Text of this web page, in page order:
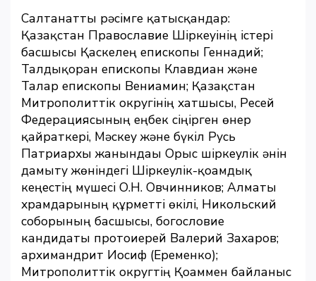
Салтанатты рәсімге қатысқандар:
Қазақстан Православие Шіркеуінің істері
басшысы Қаскелең епископы Геннадий;
Талдықорған епископы Клавдиан және
Талғар епископы Вениамин; Қазақстан
Митрополиттік округінің хатшысы, Ресей
Федерациясының еңбек сіңірген өнер
қайраткері, Мәскеу және бүкіл Русь
Патриархы жанындағы Орыс шіркеулік әнін
дамыту жөніндегі Шіркеулік-қоғамдық
кеңестің мүшесі О.Н. Овчинников; Алматы
храмдарының құрметті өкілі, Никольский
соборының басшысы, богословие
кандидаты протоиерей Валерий Захаров;
архимандрит Иосиф (Еременко);
Митрополиттік округтің Қоғаммен байланыс